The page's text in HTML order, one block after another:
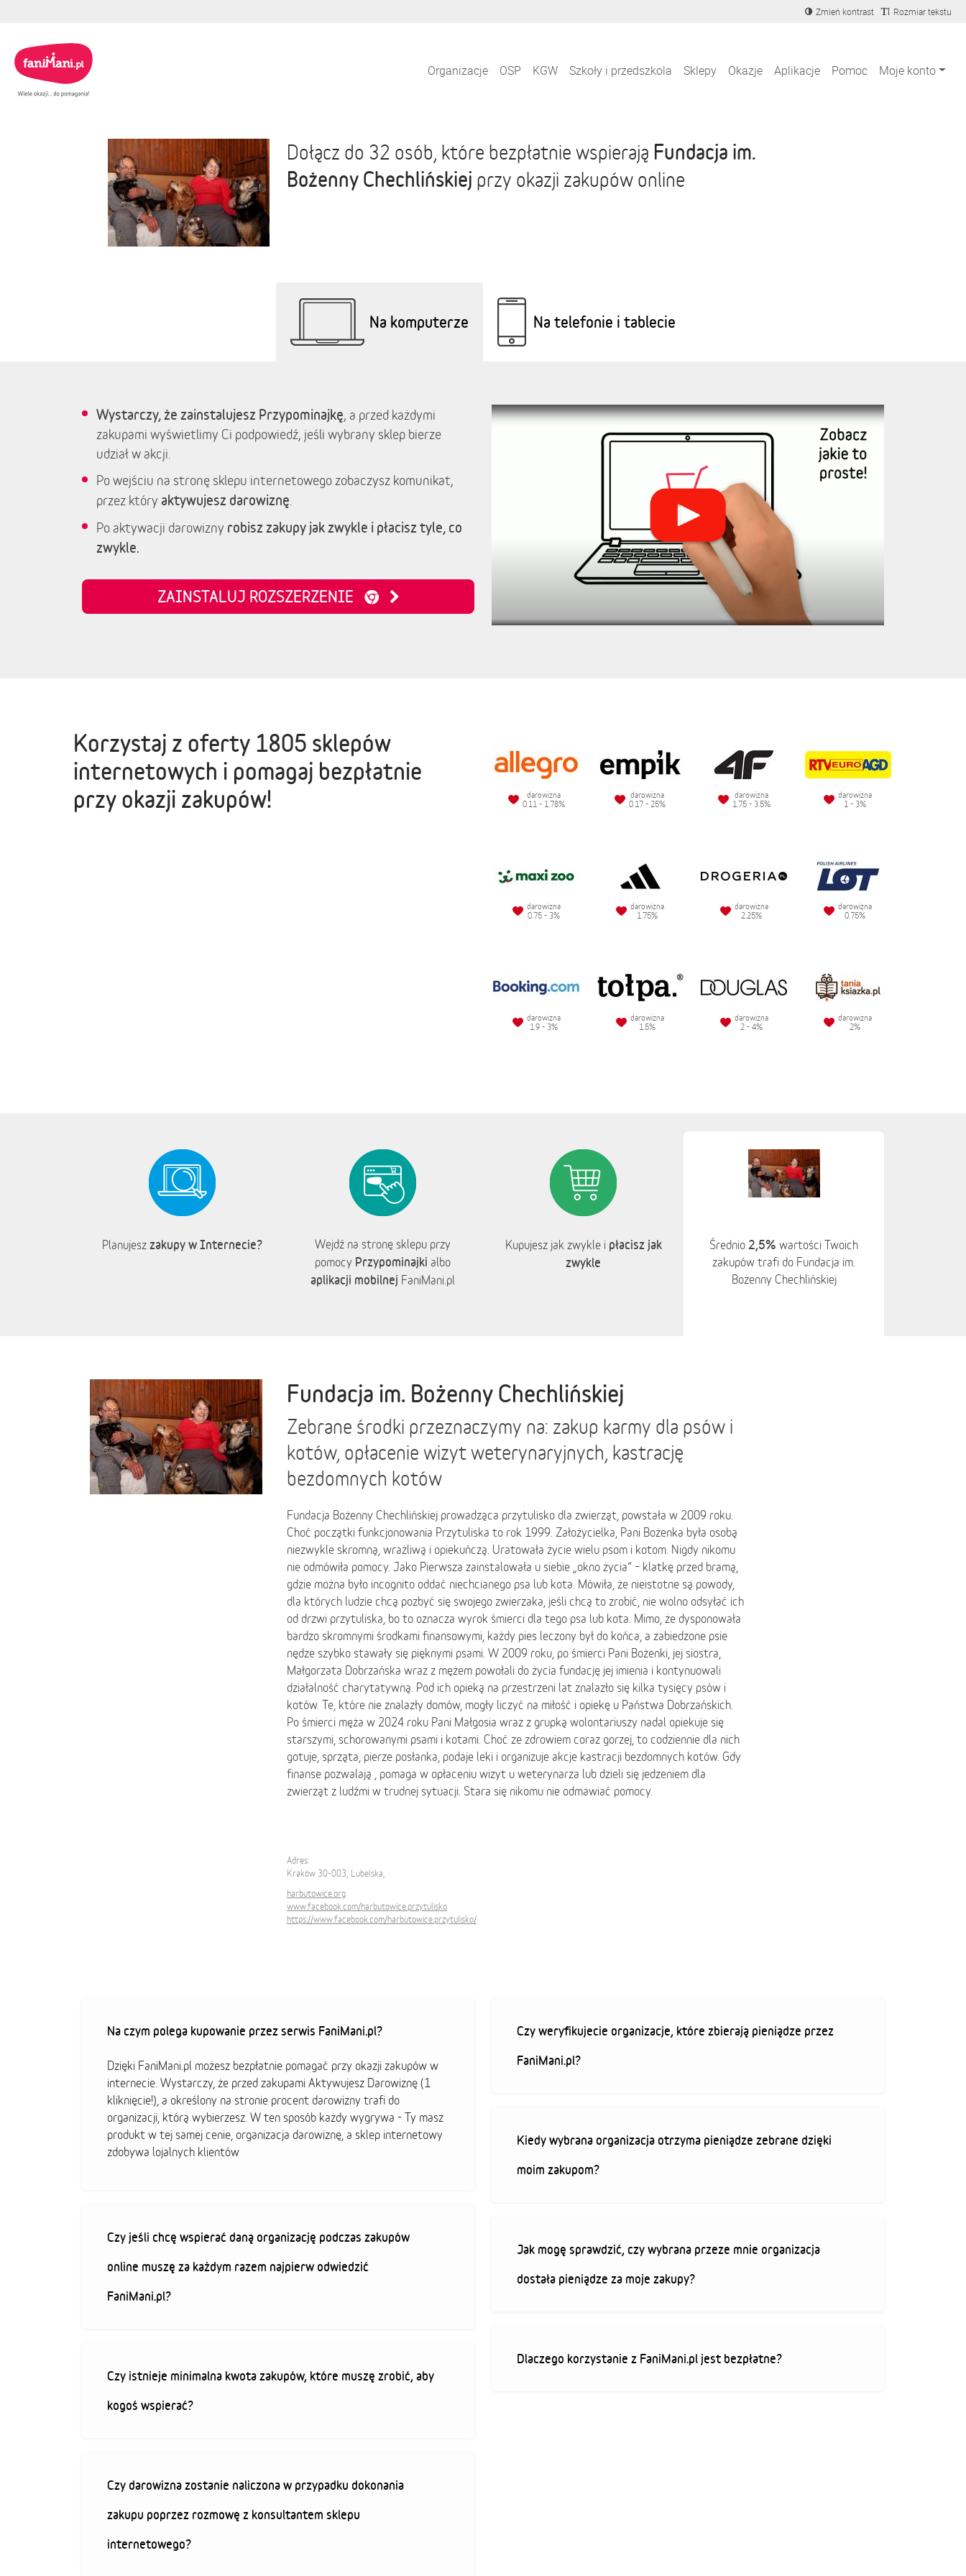
Zmień kontrast Rozmiar tekstu
Organizacje OSP KGW Szkoły i przedszkola Sklepy Okazje Aplikacje Pomoc Moje konto
Dołącz do 32 osób, które bezpłatnie wspierają Fundacja im.
Bożenny Chechlińskiej przy okazji zakupów online
Na komputerze Na telefonie i tablecie
Wystarczy, że zainstalujesz Przypominajkę, a przed każdymi
zakupami wyświetlimy Ci podpowiedź, jeśli wybrany sklep bierze
udział w akcji.
Po wejściu na stronę sklepu internetowego zobaczysz komunikat,
przez który aktywujesz darowiznę
Po aktywacji darowizny robisz zakupy jak zwykle i płacisz tyle, co
zwykle.
ZAINSTALUJ ROZSZERZENIE
Korzystaj z oferty 1805 sklepów
internetowych i pomagaj bezpłatnie
przy okazji zakupów!
darowizna
0.11 - 1.78%
darowizna
0.17 - 25%
darowizna
1.75 - 3.5%
darowizna
1 - 3%
darowizna
0.75 - 3%
darowizna
1.75%
darowizna
2.25%
darowizna
0.75%
darowizna
1.9 - 3%
darowizna
1.5%
darowizna
2 - 4%
darowizna
2%
Planujesz zakupy w Internecie?
Wejdź na stronę sklepu przy
pomocy Przypominajki albo
aplikacji mobilnej FaniMani.pl
Kupujesz jak zwykle i płacisz jak
zwykle
Średnio 2,5% wartości Twoich
zakupów trafi do Fundacja im.
Bożenny Chechlińskiej
Fundacja im. Bożenny Chechlińskiej
Zebrane środki przeznaczymy na: zakup karmy dla psów i
kotów, opłacenie wizyt weterynaryjnych, kastrację
bezdomnych kotów
Fundacja Bożenny Chechlińskiej prowadząca przytulisko dla zwierząt, powstała w 2009 roku.
Choć początki funkcjonowania Przytuliska to rok 1999. Założycielka, Pani Bożenka była osobą
niezwykle skromną, wrażliwą i opiekuńczą. Uratowała życie wielu psom i kotom. Nigdy nikomu
nie odmówiła pomocy. Jako Pierwsza zainstalowała u siebie „okno życia” – klatkę przed bramą,
gdzie można było incognito oddać niechcianego psa lub kota. Mówiła, że nieistotne są powody,
dla których ludzie chcą pozbyć się swojego zwierzaka, jeśli chcą to zrobić, nie wolno odsyłać ich
od drzwi przytuliska, bo to oznacza wyrok śmierci dla tego psa lub kota. Mimo, że dysponowała
bardzo skromnymi środkami finansowymi, każdy pies leczony był do końca, a zabiedzone psie
nędze szybko stawały się pięknymi psami. W 2009 roku, po śmierci Pani Bożenki, jej siostra,
Małgorzata Dobrzańska wraz z mężem powołali do życia fundację jej imienia i kontynuowali
działalność charytatywną. Pod ich opieką na przestrzeni lat znalazło się kilka tysięcy psów i
kotów. Te, które nie znalazły domów, mogły liczyć na miłość i opiekę u Państwa Dobrzańskich.
Po śmierci męża w 2024 roku Pani Małgosia wraz z grupką wolontariuszy nadal opiekuje się
starszymi, schorowanymi psami i kotami. Choć ze zdrowiem coraz gorzej, to codziennie dla nich
gotuje, sprząta, pierze posłanka, podaje leki i organizuje akcje kastracji bezdomnych kotów. Gdy
finanse pozwalają , pomaga w opłaceniu wizyt u weterynarza lub dzieli się jedzeniem dla
zwierząt z ludźmi w trudnej sytuacji. Stara się nikomu nie odmawiać pomocy.
Adres:
Kraków 30-003, Lubelska,
harbutowice.org
www.facebook.com/harbutowice.przytulisko
https://www.facebook.com/harbutowice.przytulisko/
Na czym polega kupowanie przez serwis FaniMani.pl?
Dzięki FaniMani.pl możesz bezpłatnie pomagać przy okazji zakupów w
internecie. Wystarczy, że przed zakupami Aktywujesz Darowiznę (1
kliknięcie!), a określony na stronie procent darowizny trafi do
organizacji, którą wybierzesz. W ten sposób każdy wygrywa - Ty masz
produkt w tej samej cenie, organizacja darowiznę, a sklep internetowy
zdobywa lojalnych klientów
Czy jeśli chcę wspierać daną organizację podczas zakupów
online muszę za każdym razem najpierw odwiedzić
FaniMani.pl?
Czy istnieje minimalna kwota zakupów, które muszę zrobić, aby
kogoś wspierać?
Czy darowizna zostanie naliczona w przypadku dokonania
zakupu poprzez rozmowę z konsultantem sklepu
internetowego?
Czy weryfikujecie organizacje, które zbierają pieniądze przez
FaniMani.pl?
Kiedy wybrana organizacja otrzyma pieniądze zebrane dzięki
moim zakupom?
Jak mogę sprawdzić, czy wybrana przeze mnie organizacja
dostała pieniądze za moje zakupy?
Dlaczego korzystanie z FaniMani.pl jest bezpłatne?